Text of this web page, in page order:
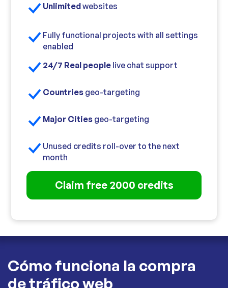
Unlimitedwebsites
Fully functional projects with all settings
enabled
24/7 Real people live chat support
Countries geo-targeting
Major Cities geo-targeting
Unused credits roll-over to the next
month
Claim free 2000 credits
Cómo funciona la compra
de tráfico web